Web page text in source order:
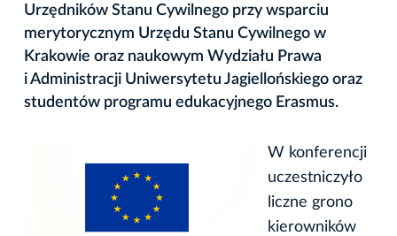
Urzędników Stanu Cywilnego przy wsparciu
merytorycznym Urzędu Stanu Cywilnego w
Krakowie oraz naukowym Wydziału Prawa
i Administracji Uniwersytetu Jagiellońskiego oraz
studentów programu edukacyjnego Erasmus.
W konferencji
uczestniczyło
liczne grono
kierowników